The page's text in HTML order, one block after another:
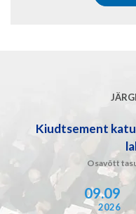
Kiudtsement
Osavõtt
09.09
2026